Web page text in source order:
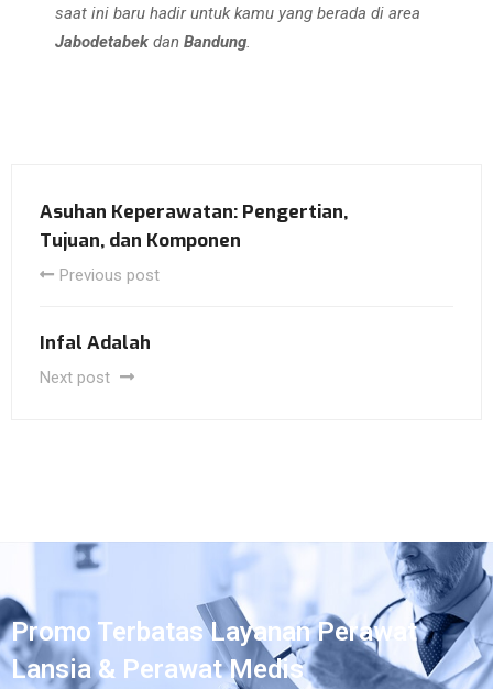
saat ini baru hadir untuk kamu yang berada di area
Jabodetabek dan Bandung.
Asuhan Keperawatan: Pengertian,
Tujuan, dan Komponen
Previous post
Infal Adalah
Next post
Promo Terbatas Layanan Perawat
Lansia & Perawat Medis